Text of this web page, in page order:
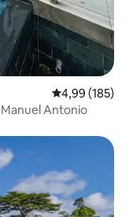
Gemiddelde
4,99 (185)
Antonio